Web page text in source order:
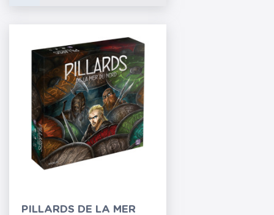
PILLARDS DE LA MER